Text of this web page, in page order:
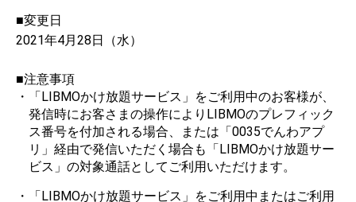
■変更日
2021年4月28日（水）
■注意事項
・「LIBMOかけ放題サービス」をご利用中のお客様が、
発信時にお客さまの操作によりLIBMOのプレフィック
ス番号を付加される場合、または「0035でんわアプ
リ」経由で発信いただく場合も「LIBMOかけ放題サー
ビス」の対象通話としてご利用いただけます。
・「LIBMOかけ放題サービス」をご利用中またはご利用